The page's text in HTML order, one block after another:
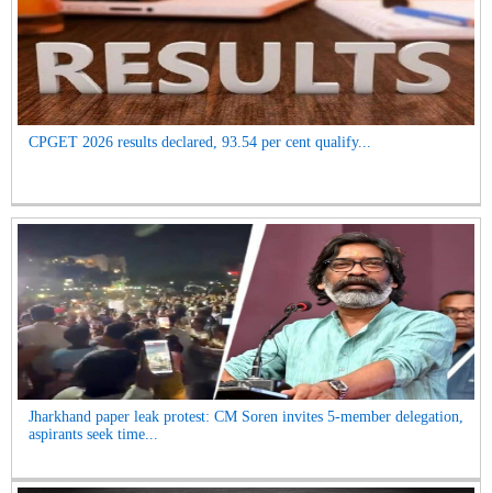
CPGET 2026 results declared, 93.54 per cent qualify...
Jharkhand paper leak protest: CM Soren invites 5-member delegation,
aspirants seek time...